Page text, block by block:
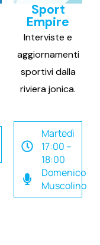
Sport
Empire
Interviste e
aggiornamenti
sportivi dalla
riviera jonica.
Martedì
17:00 –
18:00
Domenico
Muscolino